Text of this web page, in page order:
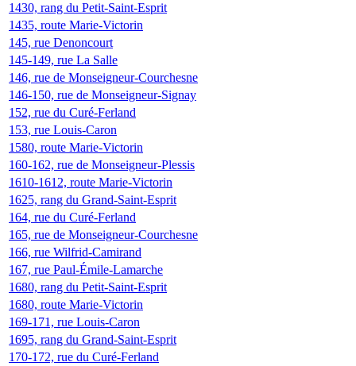
1430, rang du Petit-Saint-Esprit
1435, route Marie-Victorin
145, rue Denoncourt
145-149, rue La Salle
146, rue de Monseigneur-Courchesne
146-150, rue de Monseigneur-Signay
152, rue du Curé-Ferland
153, rue Louis-Caron
1580, route Marie-Victorin
160-162, rue de Monseigneur-Plessis
1610-1612, route Marie-Victorin
1625, rang du Grand-Saint-Esprit
164, rue du Curé-Ferland
165, rue de Monseigneur-Courchesne
166, rue Wilfrid-Camirand
167, rue Paul-Émile-Lamarche
1680, rang du Petit-Saint-Esprit
1680, route Marie-Victorin
169-171, rue Louis-Caron
1695, rang du Grand-Saint-Esprit
170-172, rue du Curé-Ferland